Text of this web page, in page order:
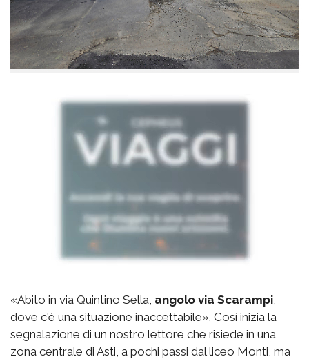
«Abito in via Quintino Sella, angolo via Scarampi
dove c'è una situazione inaccettabile». Così inizia la
segnalazione di un nostro lettore che risiede in una
zona centrale di Asti, a pochi passi dal liceo Monti, ma